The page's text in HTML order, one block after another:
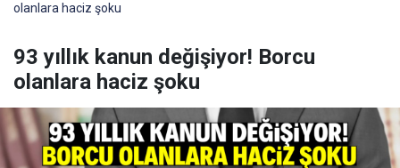
olanlara haciz şoku
93 yıllık kanun değişiyor! Borcu
olanlara haciz şoku